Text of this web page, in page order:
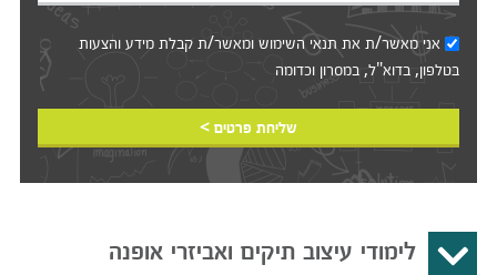
אני מאשר/ת אתתנאי השימושומאשר/ת קבלת מידע והצעות
בטלפון, בדוא"ל, במסרון וכדומה‎‎
שליחת פרטים >
לימודי עיצוב תיקים ואביזרי אופנה